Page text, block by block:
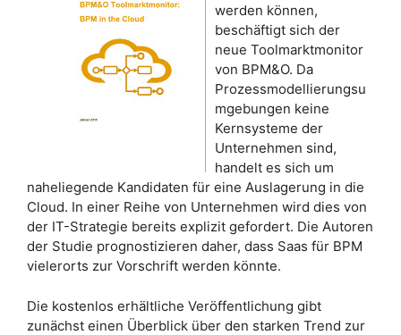
werden können,
beschäftigt sich der
neue Toolmarktmonitor
von BPM&O. Da
Prozessmodellierungsu
mgebungen keine
Kernsysteme der
Unternehmen sind,
handelt es sich um
naheliegende Kandidaten für eine Auslagerung in die
Cloud. In einer Reihe von Unternehmen wird dies von
der IT-Strategie bereits explizit gefordert. Die Autoren
der Studie prognostizieren daher, dass Saas für BPM
vielerorts zur Vorschrift werden könnte.
Die kostenlos erhältliche Veröffentlichung gibt
zunächst einen Überblick über den starken Trend zur